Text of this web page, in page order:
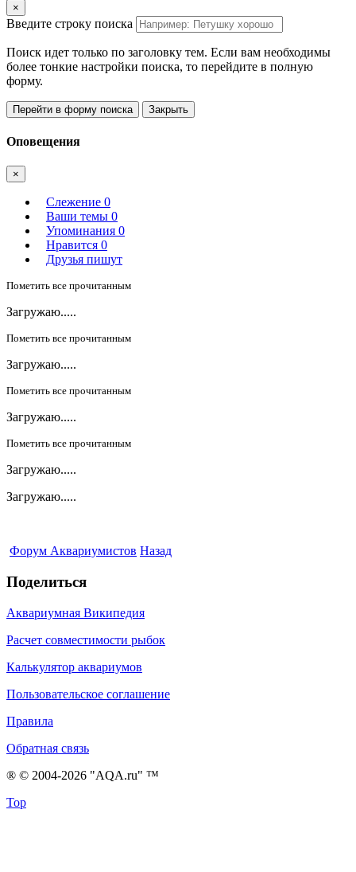
×
Введите строку поиска
Поиск идет только по заголовку тем. Если вам необходимы
более тонкие настройки поиска, то перейдите в полную
форму.
Перейти в форму поиска Закрыть
Оповещения
×
Слежение 0
Ваши темы 0
Упоминания 0
Нравится 0
Друзья пишут
Пометить все прочитанным
Загружаю.....
Пометить все прочитанным
Загружаю.....
Пометить все прочитанным
Загружаю.....
Пометить все прочитанным
Загружаю.....
Загружаю.....
Форум Аквариумистов Назад
Поделиться
Аквариумная Википедия
Расчет совместимости рыбок
Калькулятор аквариумов
Пользовательское соглашение
Правила
Обратная связь
® © 2004-2026 "AQA.ru" ™
Top